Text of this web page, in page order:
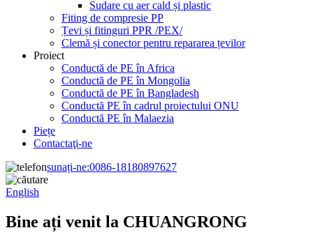
Sudare cu aer cald și plastic
Fiting de compresie PP
Țevi și fitinguri PPR /PEX/
Clemă și conector pentru repararea țevilor
Proiect
Conductă de PE în Africa
Conductă de PE în Mongolia
Conductă de PE în Bangladesh
Conductă PE în cadrul proiectului ONU
Conductă PE în Malaezia
Piețe
Contactaţi-ne
sunați-ne:0086-18180897627
English
Bine ați venit la CHUANGRONG